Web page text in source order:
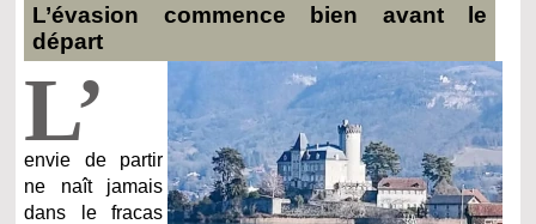
L’évasion commence bien avant le
départ
L’
envie de partir
ne naît jamais
dans le fracas